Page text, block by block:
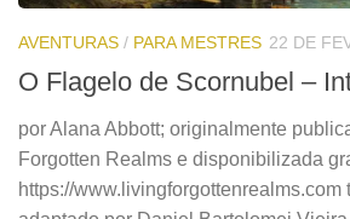
AVENTURAS / PARA MESTRES 22 DE
O Flagelo de Scornubel –
por Alana Abbott; originalmente
Forgotten Realms e disponibilizada
https://www.livingforgottenrealms.com